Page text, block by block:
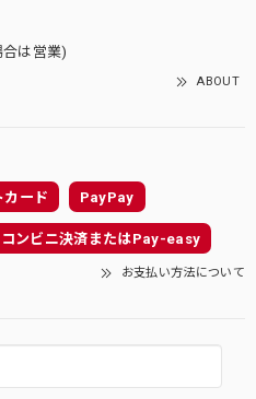
は営業)
ABOUT
カード PayPay
コンビニ決済またはPay-easy
お支払い方法について